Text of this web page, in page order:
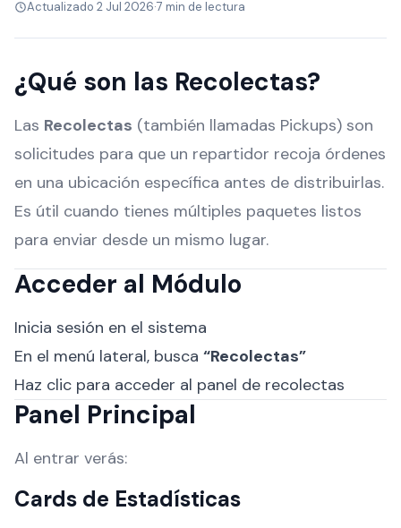
Actualizado 2 Jul 2026·7 min de lectura
¿Qué son las Recolectas?
Las Recolectas (también llamadas Pickups) son
solicitudes para que un repartidor recoja órdenes
en una ubicación específica antes de distribuirlas.
Es útil cuando tienes múltiples paquetes listos
para enviar desde un mismo lugar.
Acceder al Módulo
Inicia sesión en el sistema
En el menú lateral, busca “Recolectas”
Haz clic para acceder al panel de recolectas
Panel Principal
Al entrar verás:
Cards de Estadísticas